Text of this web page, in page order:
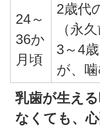
24～
36か
月頃
2歳代
（永
3～4
が、
乳歯が生え
なくても、